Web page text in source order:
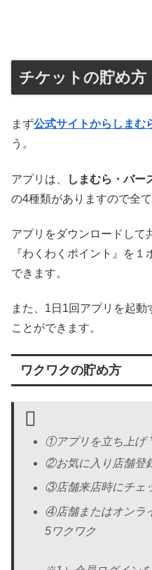
チケットの貯め方
まず公式サイトからしまむ
う。
アプリは、
しまむら・バー
の4種類がありますので全
アプリをダウンロードして
『わくわくポイント』を
できます。
また、1日1回アプリを起
ことができます。
ワクワクの貯め方
①アプリを立ち上げ
②お気に入り店舗登
③店舗来店時にチェ
④店舗またはオンラ
5ワクワク